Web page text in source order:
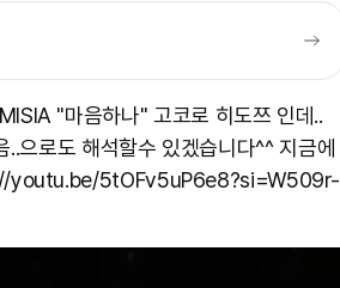
"마음하나" 고코로 히도쯔 인데..
으로도 해석할수 있겠습니다^^ 지금에
youtu.be/5tOFv5uP6e8?si=W509r-